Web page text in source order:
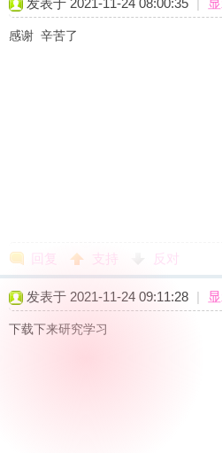
发表于 2021-11-24 08:00:35
感谢 辛苦了
回复 支持 反对
发表于 2021-11-24 09:11:28 |
下载下来研究学习